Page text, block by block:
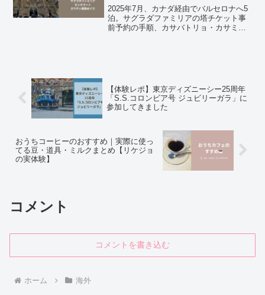
2025年7月、カナダ経由でバルセロナへ5
泊。サグラダファミリアの塔チケット事
前予約の手順、カサバトリョ・カサミ
【体験レポ】東京ディズニーシー25周年
「S.S.コロンビア号 ジュビリーガラ」に
参加してきました
おうちコーヒーのおすすめ｜実際に使っ
てる豆・道具・ミルクまとめ【リケジョ
の実体験】
コメント
コメントを書き込む
ホーム 海外